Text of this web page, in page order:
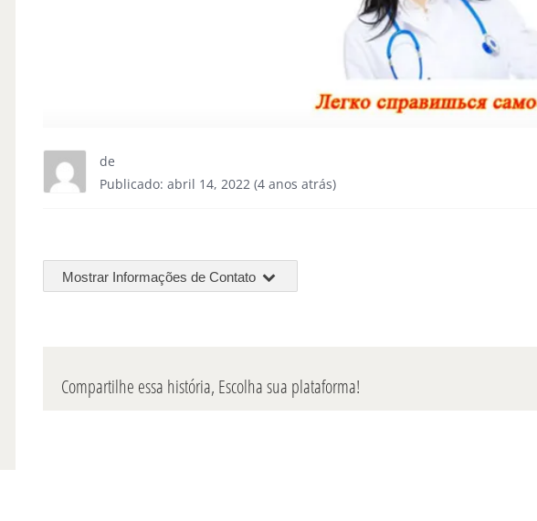
de
Publicado: abril 14, 2022 (4 anos atrás)
Mostrar Informações de Contato
Compartilhe essa história, Escolha sua plataforma!